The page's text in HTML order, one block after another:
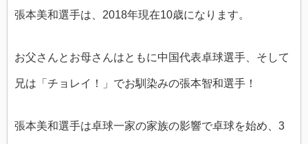
張本美和選手は、2018年現在10歳になります。
お父さんとお母さんはともに中国代表卓球選手、そして
兄は「チョレイ！」でお馴染みの張本智和選手！
張本美和選手は卓球一家の家族の影響で卓球を始め、3